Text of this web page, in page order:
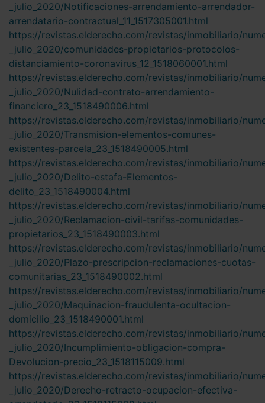
_julio_2020/Notificaciones-arrendamiento-arrendador-
arrendatario-contractual_11_1517305001.html
https://revistas.elderecho.com/revistas/inmobiliario/
_julio_2020/comunidades-propietarios-protocolos-
distanciamiento-coronavirus_12_1518060001.html
https://revistas.elderecho.com/revistas/inmobiliario/
_julio_2020/Nulidad-contrato-arrendamiento-
financiero_23_1518490006.html
https://revistas.elderecho.com/revistas/inmobiliario/
_julio_2020/Transmision-elementos-comunes-
existentes-parcela_23_1518490005.html
https://revistas.elderecho.com/revistas/inmobiliario/
_julio_2020/Delito-estafa-Elementos-
delito_23_1518490004.html
https://revistas.elderecho.com/revistas/inmobiliario/
_julio_2020/Reclamacion-civil-tarifas-comunidades-
propietarios_23_1518490003.html
https://revistas.elderecho.com/revistas/inmobiliario/
_julio_2020/Plazo-prescripcion-reclamaciones-cuotas-
comunitarias_23_1518490002.html
https://revistas.elderecho.com/revistas/inmobiliario/
_julio_2020/Maquinacion-fraudulenta-ocultacion-
domicilio_23_1518490001.html
https://revistas.elderecho.com/revistas/inmobiliario/
_julio_2020/Incumplimiento-obligacion-compra-
Devolucion-precio_23_1518115009.html
https://revistas.elderecho.com/revistas/inmobiliario/
_julio_2020/Derecho-retracto-ocupacion-efectiva-